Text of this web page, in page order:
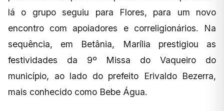
lá o grupo seguiu para Flores, para um novo
encontro com apoiadores e correligionários. Na
sequência, em Betânia, Marília prestigiou as
festividades da 9º Missa do Vaqueiro do
município, ao lado do prefeito Erivaldo Bezerra,
mais conhecido como Bebe Água.